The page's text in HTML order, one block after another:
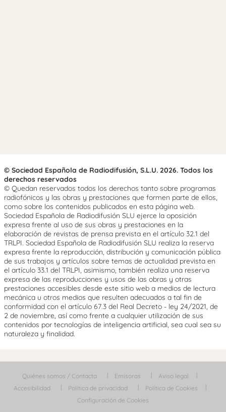
© Sociedad Española de Radiodifusión, S.L.U. 2026. Todos los
derechos reservados
© Quedan reservados todos los derechos tanto sobre programas
radiofónicos y las obras y prestaciones que formen parte de ellos,
como sobre los contenidos publicados en esta página web.
Sociedad Española de Radiodifusión SLU ejerce la oposición
expresa frente al uso de sus obras y prestaciones en la
elaboración de revistas de prensa prevista en el artículo 32.1 del
TRLPI. Sociedad Española de Radiodifusión SLU realiza la reserva
expresa frente la reproducción, distribución y comunicación pública
de sus trabajos y artículos sobre temas de actualidad prevista en
el artículo 33.1 del TRLPI, asimismo, también realiza una reserva
expresa de las reproducciones y usos de las obras y otras
prestaciones accesibles desde este sitio web a medios de lectura
mecánica u otros medios que resulten adecuados a tal fin de
conformidad con el artículo 67.3 del Real Decreto - ley 24/2021, de
2 de noviembre, así como frente a cualquier utilización de sus
contenidos por tecnologías de inteligencia artificial, sea cual sea su
naturaleza y finalidad.
Quiénes somos / Contacta Emisoras
Aviso legal
Accesibilidad
Política de privacidad
Política de Cookies
Configuración de Cookies